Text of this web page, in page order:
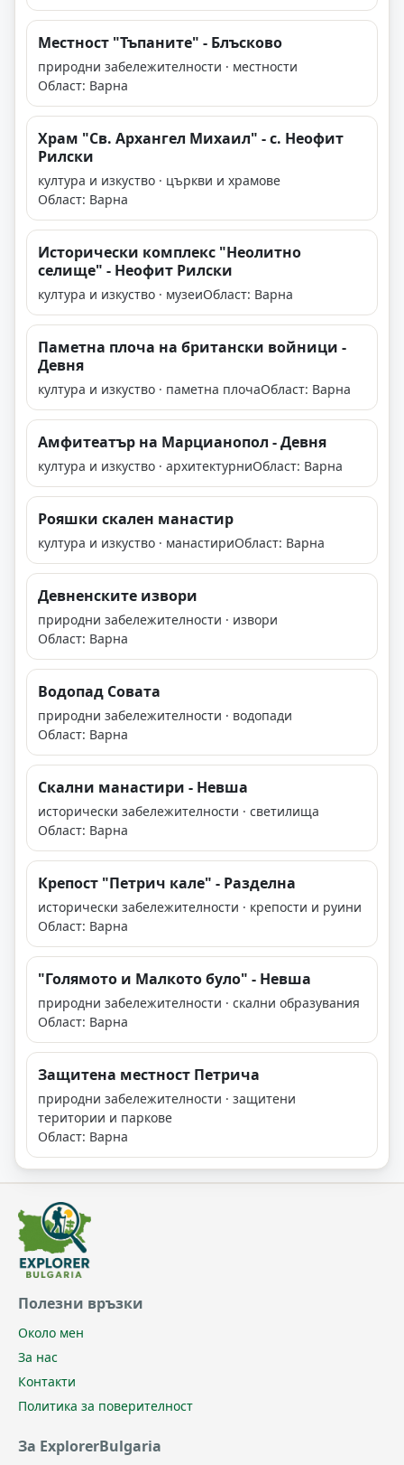
Местност "Тъпаните" - Блъсково
природни забележителности · местности
Област: Варна
Храм "Св. Архангел Михаил" - с. Неофит
Рилски
култура и изкуство · църкви и храмове
Област: Варна
Исторически комплекс "Неолитно
селище" - Неофит Рилски
култура и изкуство · музеиОбласт: Варна
Паметна плоча на британски войници -
Девня
култура и изкуство · паметна плочаОбласт: Варна
Амфитеатър на Марцианопол - Девня
култура и изкуство · архитектурниОбласт: Варна
Рояшки скален манастир
култура и изкуство · манастириОбласт: Варна
Девненските извори
природни забележителности · извори
Област: Варна
Водопад Совата
природни забележителности · водопади
Област: Варна
Скални манастири - Невша
исторически забележителности · светилища
Област: Варна
Крепост "Петрич кале" - Разделна
исторически забележителности · крепости и руини
Област: Варна
"Голямото и Малкото було" - Невша
природни забележителности · скални образувания
Област: Варна
Защитена местност Петрича
природни забележителности · защитени
територии и паркове
Област: Варна
Полезни връзки
Около мен
За нас
Контакти
Политика за поверителност
За ExplorerBulgaria